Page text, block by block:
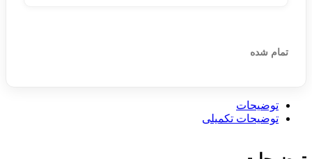
تمام شده
توضیحات
توضیحات تکمیلی